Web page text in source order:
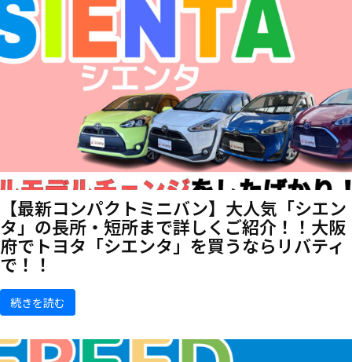
【最新コンパクトミニバン】大人気「シエン
タ」の長所・短所まで詳しくご紹介！！大阪
府でトヨタ「シエンタ」を買うならリバティ
で！！
続きを読む